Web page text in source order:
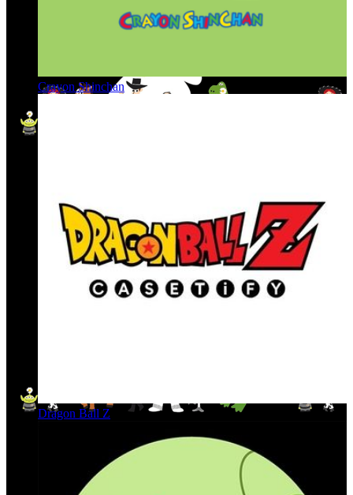
Crayon Shinchan
Dragon Ball Z